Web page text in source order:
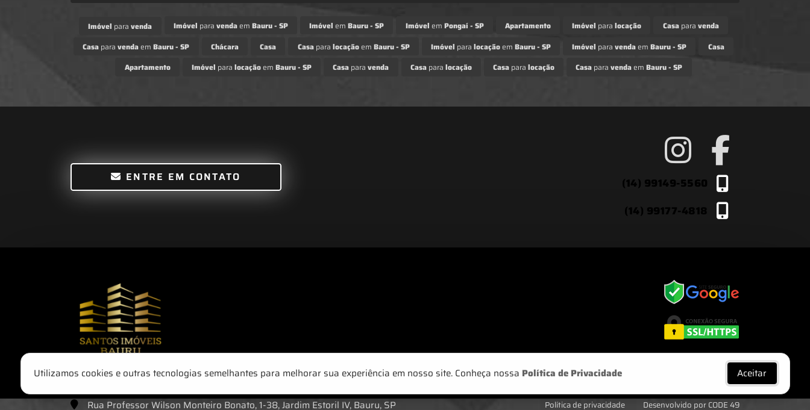
Utilizamos cookies e outras tecnologias semelhantes para melhorar sua experiência em nosso site. Conheça nossa Política de Privacidade Aceitar
Imóvel paravenda Imóvel para vendaem Bauru - SP Imóvel emBauru - SP Imóvel em Pongaí - SP Apartamento Imóvel paralocação Casapara venda
Casa paravendaemBauru - SP Chácara Casa Casapara locaçãoem Bauru - SP Imóvel para locaçãoem Bauru - SP Imóvel paravendaemBauru - SP
Casa
Apartamento
Imóvel para locaçãoem Bauru - SP Casa paravenda Casapara locação Casa paralocação Casa paravendaemBauru - SP
ENTRE EM CONTATO
(14) 99149-5560
(14) 99177-4818
Rua Professor Wilson Monteiro Bonato, 1-38, Jardim Estoril IV, Bauru, SP Política de privacidade Desenvolvido por CODE 49